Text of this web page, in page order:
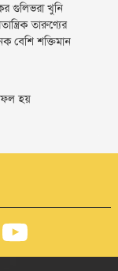
গুলিভরা খুনি
তারুণ্যের
বেশি শক্তিমান
হয়